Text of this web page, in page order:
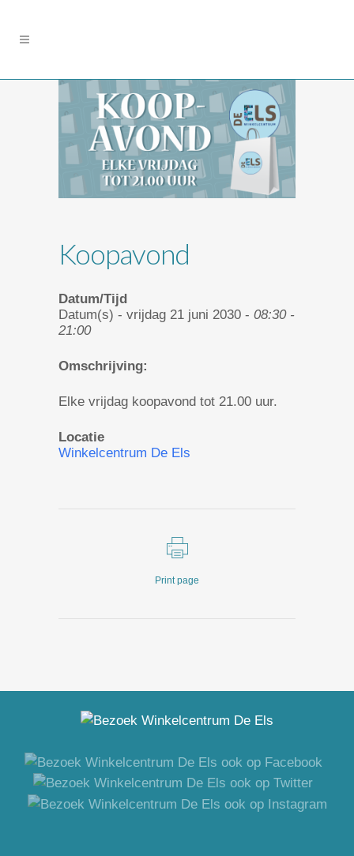
Koopavond
Datum/Tijd
Datum(s) - vrijdag 21 juni 2030 - 08:30 -
21:00
Omschrijving:
Elke vrijdag koopavond tot 21.00 uur.
Locatie
Winkelcentrum De Els
Print page